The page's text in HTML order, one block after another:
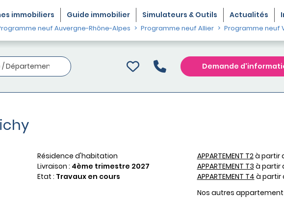
immobiliers Guide immobilier Simulateurs & Outils Actualités
neuf Auvergne-Rhône-Alpes Programme neuf Allier Programme neuf
Demande
Résidence d'habitation
Livraison : 4ème trimestre 2027
Etat : Travaux en cours
APPARTEMENT T2à partir
APPARTEMENT T3 à partir
APPARTEMENT T4 à partir
Nos autres